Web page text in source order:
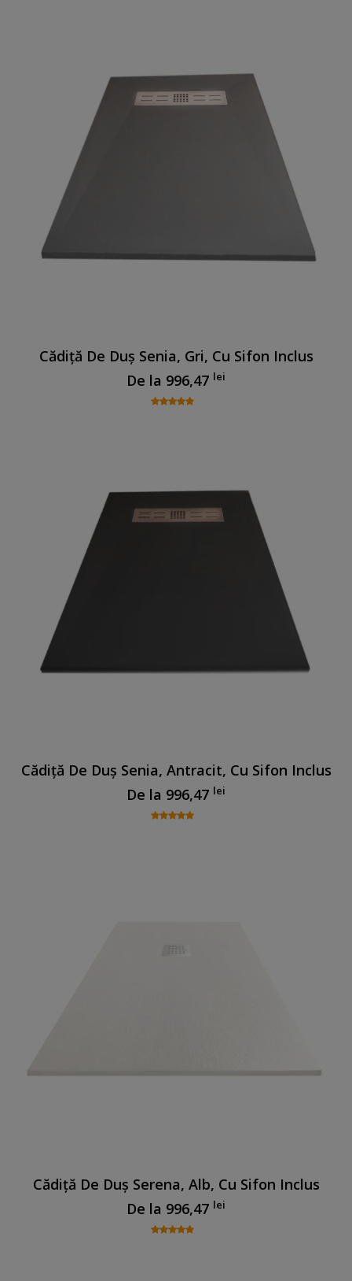
Cădiță De Duș Senia, Gri, Cu Sifon Inclus
De la 996,47 lei
Cădiță De Duș Senia, Antracit, Cu Sifon Inclus
De la 996,47 lei
Cădiță De Duș Serena, Alb, Cu Sifon Inclus
De la 996,47 lei